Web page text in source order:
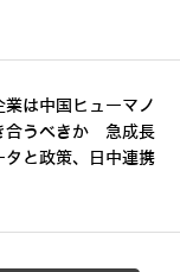
業は中国ヒューマノ
合うべきか 急成長
タと政策、日中連携